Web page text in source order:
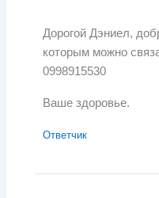
Дорогой Дэниел,
которым можно
0998915530
Ваше здоровье.
Ответчик